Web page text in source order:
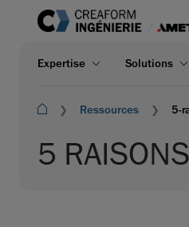
Expertise Solutions
Ressources 5-
5